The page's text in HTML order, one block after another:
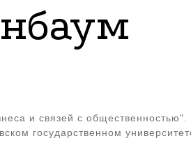
и связей с
государственном